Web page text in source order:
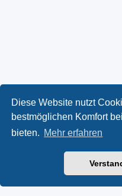
Diese Website nutzt
bestmöglichen Komfort
bieten. Mehr erfahren